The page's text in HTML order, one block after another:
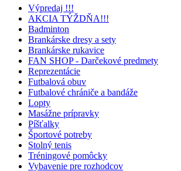
Výpredaj !!!
AKCIA TÝŽDŇA!!!
Badminton
Brankárske dresy a sety
Brankárske rukavice
FAN SHOP - Darčekové predmety
Reprezentácie
Futbalová obuv
Futbalové chrániče a bandáže
Lopty
Masážne prípravky
Píšťalky
Športové potreby
Stolný tenis
Tréningové pomôcky
Vybavenie pre rozhodcov